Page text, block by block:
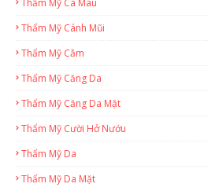
Thẩm Mỹ Cà Mau
Thẩm Mỹ Cánh Mũi
Thẩm Mỹ Cằm
Thẩm Mỹ Căng Da
Thẩm Mỹ Căng Da Mặt
Thẩm Mỹ Cười Hở Nướu
Thẩm Mỹ Da
Thẩm Mỹ Da Mặt